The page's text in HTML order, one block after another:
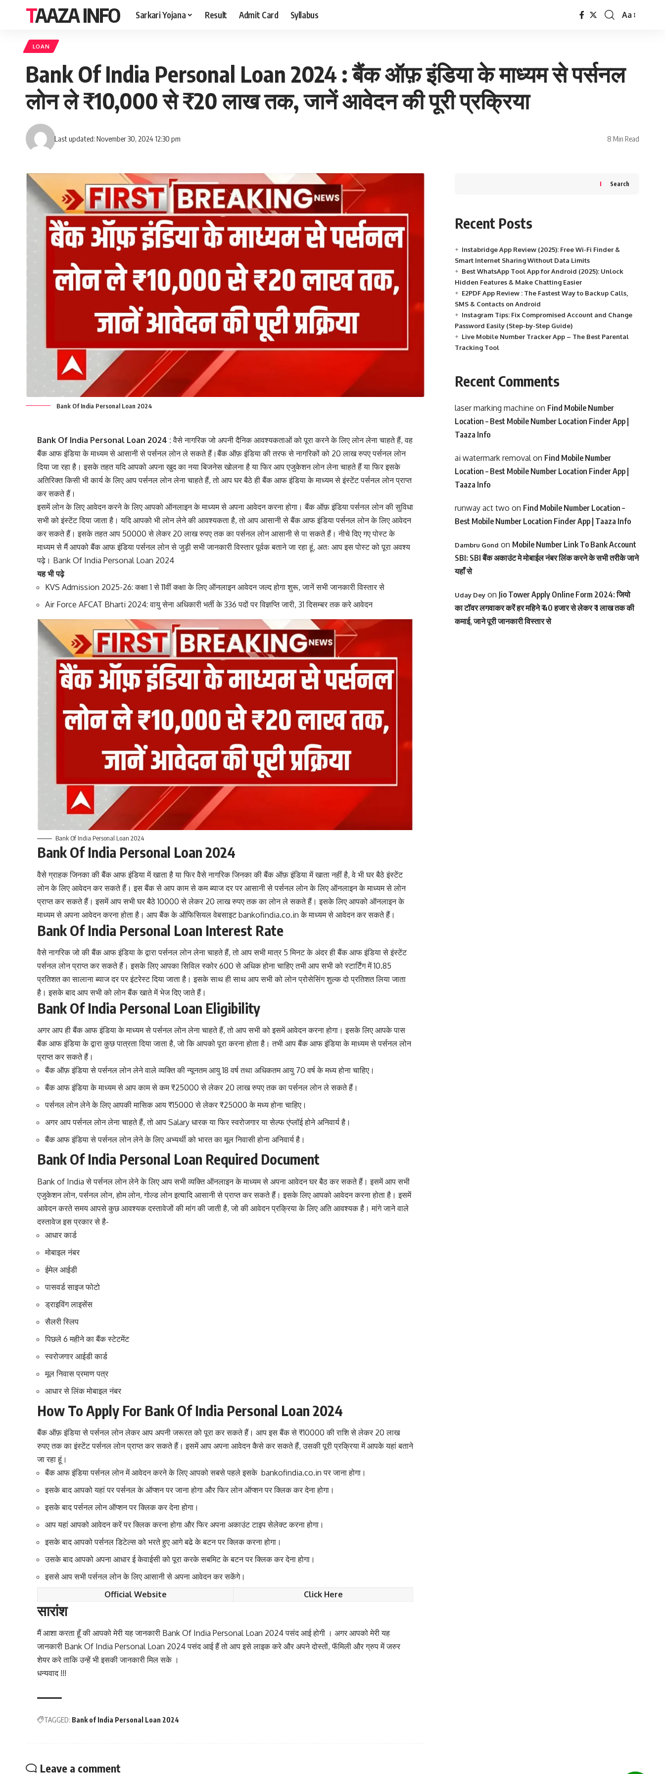
TAAZA INFO Sarkari Yojana Result Admit Card Syllabus
Font
Aa
LOAN
Bank Of India Personal Loan 2024 : बैंक ऑफ़ इंडिया के माध्यम से पर्सनल
लोन ले ₹10,000 से ₹20 लाख तक, जानें आवेदन की पूरी प्रक्रिया
Last updated: November 30, 2024 12:30 pm 8 Min Read
Bank Of India Personal Loan 2024
Bank Of India Personal Loan 2024 :वैसे नागरिक जो अपनी दैनिक आवश्यकताओं को पूरा करने के लिए लोन लेना चाहते हैं, वह
बैंक आफ इंडिया के माध्यम से आसानी से पर्सनल लोन ले सकते हैं।बैंक ऑफ़ इंडिया की तरफ से नागरिकों को 20 लाख रुपए पर्सनल लोन
दिया जा रहा है। इसके तहत यदि आपको अपना खुद का नया बिजनेस खोलना है या फिर आप एजुकेशन लोन लेना चाहते हैं या फिर इसके
अतिरिक्त किसी भी कार्य के लिए आप पर्सनल लोन लेना चाहते हैं, तो आप घर बैठे ही बैंक आफ इंडिया के माध्यम से इंस्टेंट पर्सनल लोन प्राप्त
कर सकते हैं।
इसमें लोन के लिए आवेदन करने के लिए आपको ऑनलाइन के माध्यम से अपना आवेदन करना होगा। बैंक ऑफ़ इंडिया पर्सनल लोन की सुविधा
सभी को इंस्टेंट दिया जाता है। यदि आपको भी लोन लेने की आवश्यकता है, तो आप आसानी से बैंक आफ इंडिया पर्सनल लोन के लिए आवेदन
कर सकते हैं। इसके तहत आप 50000 से लेकर 20 लाख रुपए तक का पर्सनल लोन आसानी से पा सकते हैं। नीचे दिए गए पोस्ट के
माध्यम से मैं आपको बैंक आफ इंडिया पर्सनल लोन से जुड़ी सभी जानकारी विस्तार पूर्वक बताने जा रहा हूं, अतः आप इस पोस्ट को पूरा अवश्य
पढ़े। Bank Of India Personal Loan 2024
यह भी पढ़े
KVS Admission 2025-26: कक्षा 1 से 11वीं कक्षा के लिए ऑनलाइन आवेदन जल्द होगा शुरू, जानें सभी जानकारी विस्तार से
Air Force AFCAT Bharti 2024: वायु सेना अधिकारी भर्ती के 336 पदों पर विज्ञप्ति जारी, 31 दिसम्बर तक करे आवेदन
Bank Of India Personal Loan 2024
Bank Of India Personal Loan 2024
वैसे ग्राहक जिनका की बैंक आफ इंडिया में खाता है या फिर वैसे नागरिक जिनका की बैंक ऑफ़ इंडिया में खाता नहीं है, वे भी घर बैठे इंस्टेंट
लोन के लिए आवेदन कर सकते हैं। इस बैंक से आप काम से कम ब्याज दर पर आसानी से पर्सनल लोन के लिए ऑनलाइन के माध्यम से लोन
प्राप्त कर सकते हैं। इसमें आप सभी घर बैठे 10000 से लेकर 20 लाख रुपए तक का लोन ले सकते हैं। इसके लिए आपको ऑनलाइन के
माध्यम से अपना आवेदन करना होता है। आप बैंक के ऑफिसियल वेबसाइट bankofindia.co.in के माध्यम से आवेदन कर सकते हैं।
Bank Of India Personal Loan Interest Rate
वैसे नागरिक जो की बैंक आफ इंडिया के द्वारा पर्सनल लोन लेना चाहते हैं, तो आप सभी मात्र 5 मिनट के अंदर ही बैंक आफ इंडिया से इंस्टेंट
पर्सनल लोन प्राप्त कर सकते हैं। इसके लिए आपका सिविल स्कोर 600 से अधिक होना चाहिए तभी आप सभी को स्टार्टिंग में 10.85
प्रतिशत का सालाना ब्याज दर पर इंटरेस्ट दिया जाता है। इसके साथ ही साथ आप सभी को लोन प्रोसेसिंग शुल्क दो प्रतिशत लिया जाता
है। इसके बाद आप सभी को लोन बैंक खाते में भेज दिए जाते हैं।
Bank Of India Personal Loan Eligibility
अगर आप ही बैंक आफ इंडिया के माध्यम से पर्सनल लोन लेना चाहते हैं, तो आप सभी को इसमें आवेदन करना होगा। इसके लिए आपके पास
बैंक आफ इंडिया के द्वारा कुछ पात्रता दिया जाता है, जो कि आपको पूरा करना होता है। तभी आप बैंक आफ इंडिया के माध्यम से पर्सनल लोन
प्राप्त कर सकते हैं।
बैंक ऑफ़ इंडिया से पर्सनल लोन लेने वाले व्यक्ति की न्यूनतम आयु 18 वर्ष तथा अधिकतम आयु 70 वर्ष के मध्य होना चाहिए।
बैंक आफ इंडिया के माध्यम से आप काम से कम ₹25000 से लेकर 20 लाख रुपए तक का पर्सनल लोन ले सकते हैं।
पर्सनल लोन लेने के लिए आपकी मासिक आय ₹15000 से लेकर ₹25000 के मध्य होना चाहिए।
अगर आप पर्सनल लोन लेना चाहते हैं, तो आप Salary धारक या फिर स्वरोजगार या सेल्फ एंप्लॉई होने अनिवार्य है।
बैंक आफ इंडिया से पर्सनल लोन लेने के लिए अभ्यर्थी को भारत का मूल निवासी होना अनिवार्य है।
Bank Of India Personal Loan Required Document
Bank of India से पर्सनल लोन लेने के लिए आप सभी व्यक्ति ऑनलाइन के माध्यम से अपना आवेदन घर बैठ कर सकते हैं। इसमें आप सभी
एजुकेशन लोन, पर्सनल लोन, होम लोन, गोल्ड लोन इत्यादि आसानी से प्राप्त कर सकते हैं। इसके लिए आपको आवेदन करना होता है। इसमें
आवेदन करते समय आपसे कुछ आवश्यक दस्तावेजों की मांग की जाती है, जो की आवेदन प्रक्रिया के लिए अति आवश्यक है। मांगे जाने वाले
दस्तावेज इस प्रकार से है-
आधार कार्ड
मोबाइल नंबर
ईमेल आईडी
पासवर्ड साइज फोटो
ड्राइविंग लाइसेंस
सैलरी स्लिप
पिछले 6 महीने का बैंक स्टेटमेंट
स्वरोजगार आईडी कार्ड
मूल निवास प्रमाण पत्र
आधार से लिंक मोबाइल नंबर
How To Apply For Bank Of India Personal Loan 2024
बैंक ऑफ़ इंडिया से पर्सनल लोन लेकर आप अपनी जरूरत को पूरा कर सकते हैं। आप इस बैंक से ₹10000 की राशि से लेकर 20 लाख
रुपए तक का इंस्टेंट पर्सनल लोन प्राप्त कर सकते हैं। इसमें आप अपना आवेदन कैसे कर सकते हैं, उसकी पूरी प्रक्रिया में आपके यहां बताने
जा रहा हूं।
बैंक आफ इंडिया पर्सनल लोन में आवेदन करने के लिए आपको सबसे पहले इसकेbankofindia.co.in पर जाना होगा।
इसके बाद आपको यहां पर पर्सनल के ऑप्शन पर जाना होगा और फिर लोन ऑप्शन पर क्लिक कर देना होगा।
इसके बाद पर्सनल लोन ऑप्शन पर क्लिक कर देना होगा।
आप यहां आपको आवेदन करें पर क्लिक करना होगा और फिर अपना अकाउंट टाइप सेलेक्ट करना होगा।
इसके बाद आपको पर्सनल डिटेल्स को भरते हुए आगे बढे के बटन पर क्लिक करना होगा।
उसके बाद आपको अपना आधार ई केवाईसी को पूरा करके सबमिट के बटन पर क्लिक कर देना होगा।
इससे आप सभी पर्सनल लोन के लिए आसानी से अपना आवेदन कर सकेंगे।
Official Website
Click Here
सारांश
मैं आशा करता हूँ की आपको मेरी यह जानकारी Bank Of India Personal Loan 2024 पसंद आई होगी । अगर आपको मेरी यह
जानकारी Bank Of India Personal Loan 2024 पसंद आई हैं तो आप इसे लाइक करे और अपने दोस्तों, फॅमिली और ग्रुप में जरुर
शेयर करे ताकि उन्हें भी इसकी जानकारी मिल सके ।
धन्यवाद !!!
TAGGED: Bank of India Personal Loan 2024
Leave a comment
Search
Recent Posts
Instabridge App Review (2025): Free Wi-Fi Finder &
Smart Internet Sharing Without Data Limits
Best WhatsApp Tool App for Android (2025): Unlock
Hidden Features & Make Chatting Easier
E2PDF App Review : The Fastest Way to Backup Calls,
SMS & Contacts on Android
Instagram Tips: Fix Compromised Account and Change
Password Easily (Step-by-Step Guide)
Live Mobile Number Tracker App – The Best Parental
Tracking Tool
Recent Comments
laser marking machine on Find Mobile Number
Location – Best Mobile Number Location Finder App |
Taaza Info
ai watermark removalon Find Mobile Number
Location – Best Mobile Number Location Finder App |
Taaza Info
runway act two on Find Mobile Number Location –
Best Mobile Number Location Finder App | Taaza Info
Dambru Gond on Mobile Number Link To Bank Account
SBI: SBI बैंक अकाउंट मे मोबाईल नंबर लिंक करने के सभी तरीके जाने
यहाँ से
Uday Deyon Jio Tower Apply Online Form 2024: जियो
का टॉवर लगवाकर करें हर महिने ₹ 40 हजार से लेकर ₹ 1 लाख तक की
कमाई, जाने पूरी जानकारी विस्तार से